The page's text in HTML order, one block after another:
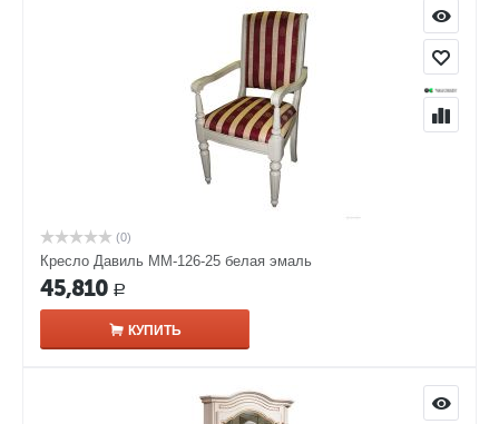
(0)
Кресло Давиль ММ-126-25 белая эмаль
45,810 Р
КУПИТЬ